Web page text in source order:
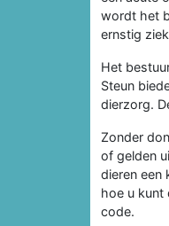
wordt het
ernstig
Het
Steun
dierzorg.
Zonder
of gelden
dieren een
hoe u kunt
code.